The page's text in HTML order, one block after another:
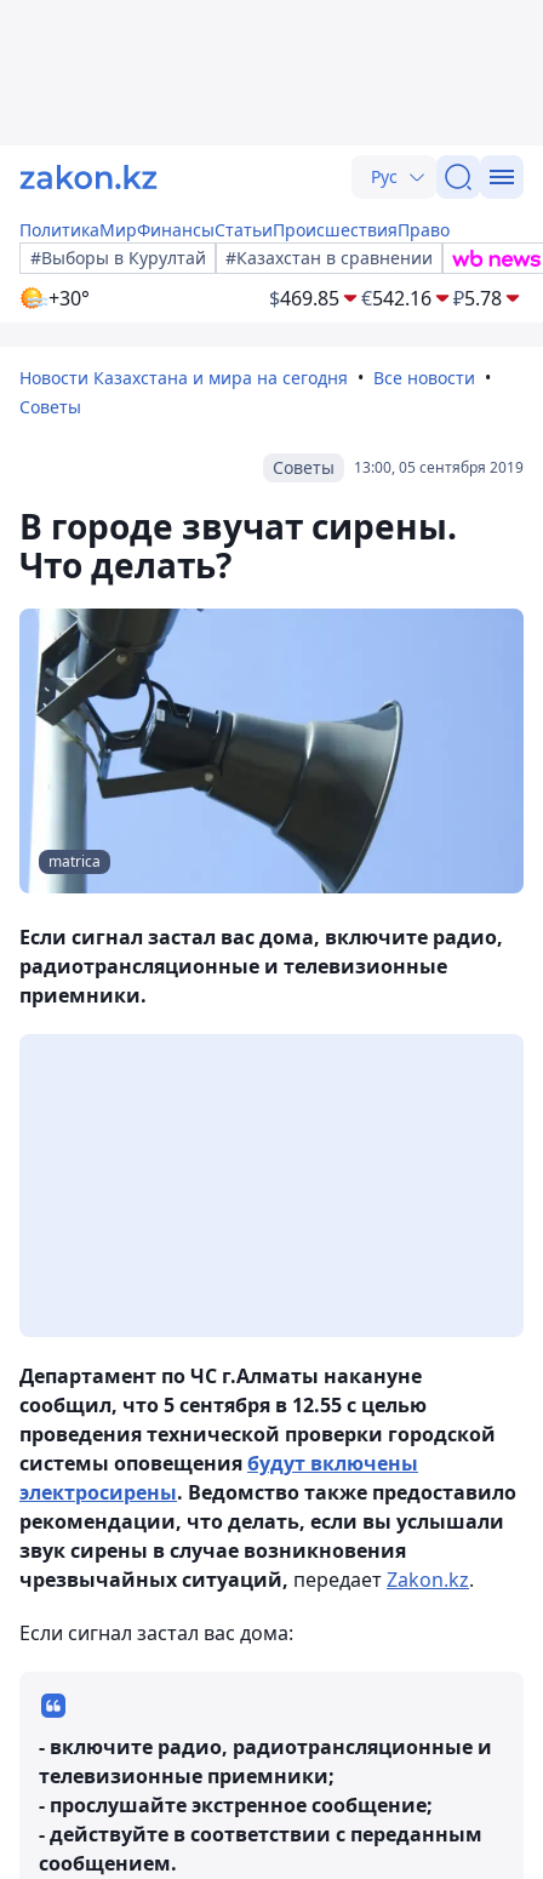
Рус
ПолитикаМирФинансыСтатьиПроисшествияПраво
#Выборы в Курултай
#Казахстан в сравнении
+30° $469.85 €542.16 ₽5.78
Новости Казахстана и мира на сегодня
Все новости
Советы
13:00, 05 сентября 2019
Советы
В городе звучат сирены.
Что делать?
matrica
Если сигнал застал вас дома, включите радио,
радиотрансляционные и телевизионные
приемники.
Департамент по ЧС г.Алматы накануне
сообщил, что 5 сентября в 12.55 с целью
проведения технической проверки городской
системы оповещениябудут включены
электросирены. Ведомство также предоставило
рекомендации, что делать, если вы услышали
звук сирены в случае возникновения
чрезвычайных ситуаций, передаетZakon.kz.
Если сигнал застал вас дома:
- включите радио, радиотрансляционные и
телевизионные приемники;
- прослушайте экстренное сообщение;
- действуйте в соответствии с переданным
сообщением.